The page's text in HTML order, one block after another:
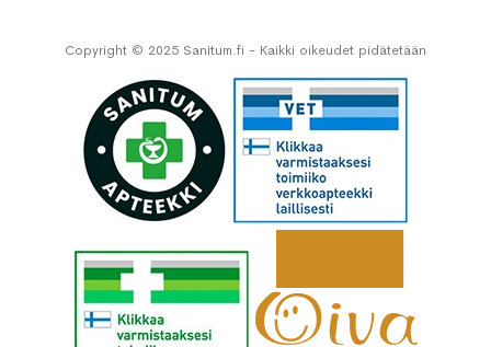
Copyright © 2025 Sanitum.fi - Kaikki oikeudet pidätetään